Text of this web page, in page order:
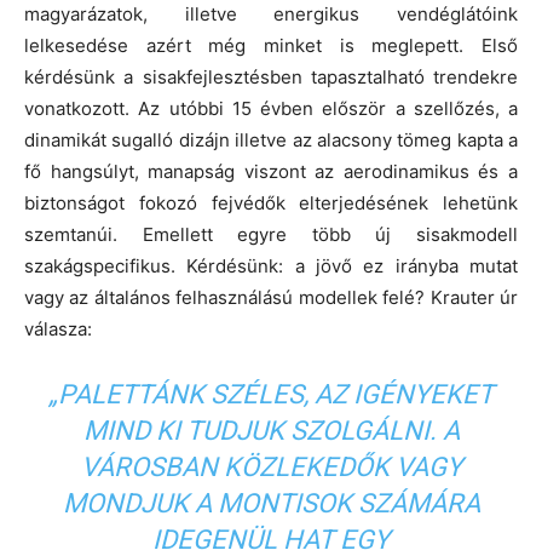
magyarázatok, illetve energikus vendéglátóink
lelkesedése azért még minket is meglepett. Első
kérdésünk a sisakfejlesztésben tapasztalható trendekre
vonatkozott. Az utóbbi 15 évben először a szellőzés, a
dinamikát sugalló dizájn illetve az alacsony tömeg kapta a
fő hangsúlyt, manapság viszont az aerodinamikus és a
biztonságot fokozó fejvédők elterjedésének lehetünk
szemtanúi. Emellett egyre több új sisakmodell
szakágspecifikus. Kérdésünk: a jövő ez irányba mutat
vagy az általános felhasználású modellek felé? Krauter úr
válasza:
„PALETTÁNK SZÉLES, AZ IGÉNYEKET
MIND KI TUDJUK SZOLGÁLNI. A
VÁROSBAN KÖZLEKEDŐK VAGY
MONDJUK A MONTISOK SZÁMÁRA
IDEGENÜL HAT EGY